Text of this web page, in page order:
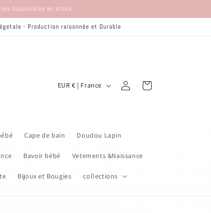
disponibles en stock
- Production raisonnée et Durable
Cape de bain Doudou Lapin
Bavoir bébé Vetements &Naissance
Bijoux et Bougies collections
/
r
é
EUR € | France Connexion Panier